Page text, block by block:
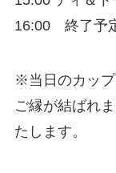
16:00 終了予
※当日のカップ
ご縁が結ばれ
たします。